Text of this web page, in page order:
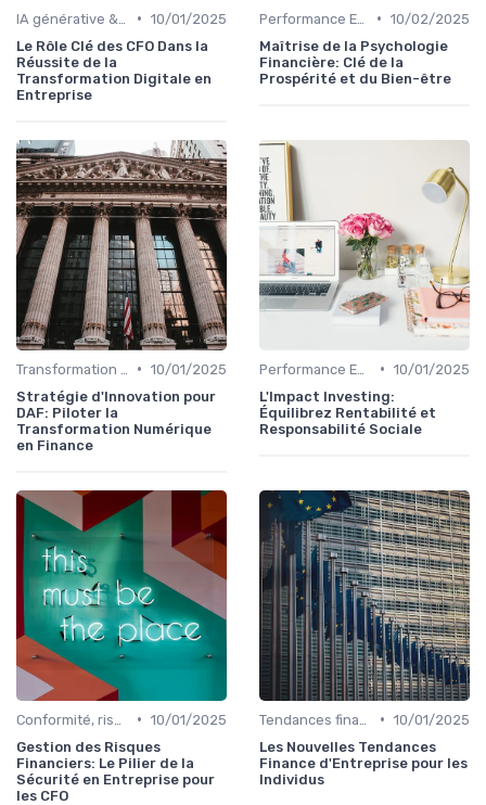
• 10/01/2025
Le Rôle Clé des CFO Dans la
Réussite de la
Transformation Digitale en
Entreprise
• 10/02/2025
Maîtrise de la Psychologie
Financière: Clé de la
Prospérité et du Bien-être
• 10/01/2025
Stratégie d'Innovation pour
DAF: Piloter la
Transformation Numérique
en Finance
• 10/01/2025
L'Impact Investing:
Équilibrez Rentabilité et
Responsabilité Sociale
• 10/01/2025
Gestion des Risques
Financiers: Le Pilier de la
Sécurité en Entreprise pour
les CFO
• 10/01/2025
Les Nouvelles Tendances
Finance d'Entreprise pour les
Individus